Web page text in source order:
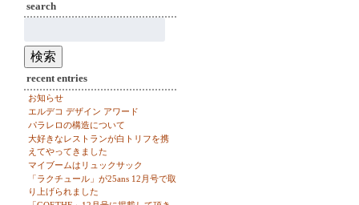
search
索:
検索
recent entries
お知らせ
エルデコ デザイン アワード
パラレロの構造について
大好きなレストランが白トリフを携
えてやってきました
マイブームはリュックサック
「ラクチュール」が25ans 12月号で取
り上げられました